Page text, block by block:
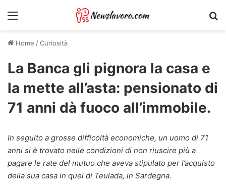
Menu
Home /Curiosità
La Banca gli pignora la casa e
la mette all’asta: pensionato di
71 anni dà fuoco all’immobile.
In seguito a grosse difficoltà economiche, un uomo di 71
anni si è trovato nelle condizioni di non riuscire più a
pagare le rate del mutuo che aveva stipulato per l’acquisto
della sua casa in quel di Teulada, in Sardegna.